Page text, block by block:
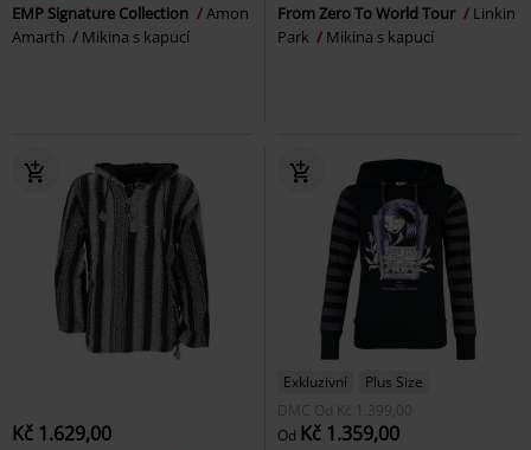
EMP Signature Collection
Amon
Amarth
Mikina s kapucí
From Zero To World Tour
Linkin
Park
Mikina s kapucí
Kč 1.629,00
Exkluzivní
Plus Size
DMC Od Kč 1.399,00
Od Kč 1.359,00